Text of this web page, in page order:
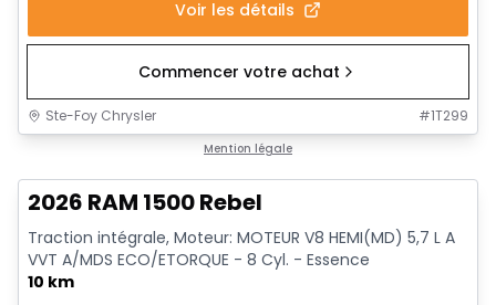
Voir les détails
Commencer votre achat
Ste-Foy Chrysler #1T299
Mention légale
2026 RAM 1500 Rebel
Traction intégrale, Moteur: MOTEUR V8 HEMI(MD) 5,7 L A
VVT A/MDS ECO/ETORQUE - 8 Cyl. - Essence
10 km